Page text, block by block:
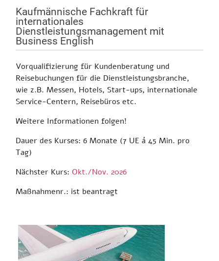
Kaufmännische Fachkraft für
internationales
Dienstleistungsmanagement mit
Business English
Vorqualifizierung für Kundenberatung und
Reisebuchungen für die Dienstleistungsbranche,
wie z.B. Messen, Hotels, Start-ups, internationale
Service-Centern, Reisebüros etc.
Weitere Informationen folgen!
Dauer des Kurses: 6 Monate (7 UE á 45 Min. pro
Tag)
Nächster Kurs: Okt./Nov. 2026
Maßnahmenr.: ist beantragt